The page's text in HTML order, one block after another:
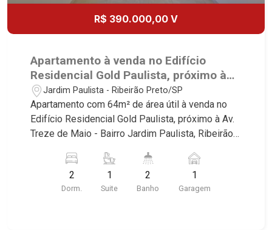
R$ 390.000,00 V
Apartamento à venda no Edifício
Residencial Gold Paulista, próximo à
Av. Treze de Maio - Ribeirão Preto/SP.
Jardim Paulista - Ribeirão Preto/SP
Apartamento com 64m² de área útil à venda no
Edifício Residencial Gold Paulista, próximo à Av.
Treze de Maio - Bairro Jardim Paulista, Ribeirão
imóvel que a Martinelli Imobiliária selecionou
para você: - 64m² de área útil - 2 dormitórios com
armários, sendo 1 suíte - Banheiro social - Sala 2
2
Dorm.
1
Suite
2
Banho
1
Garagem